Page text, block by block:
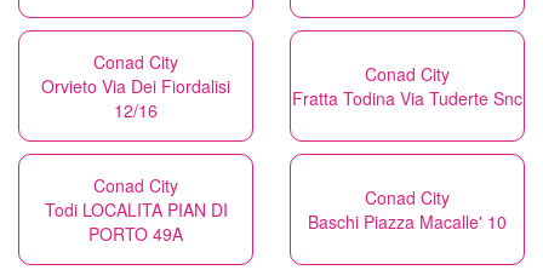
Conad City
Orvieto Via Dei Fiordalisi
12/16
Conad City
Fratta Todina Via Tuderte Snc
Conad City
Todi LOCALITA PIAN DI
PORTO 49A
Conad City
Baschi Piazza Macalle' 10